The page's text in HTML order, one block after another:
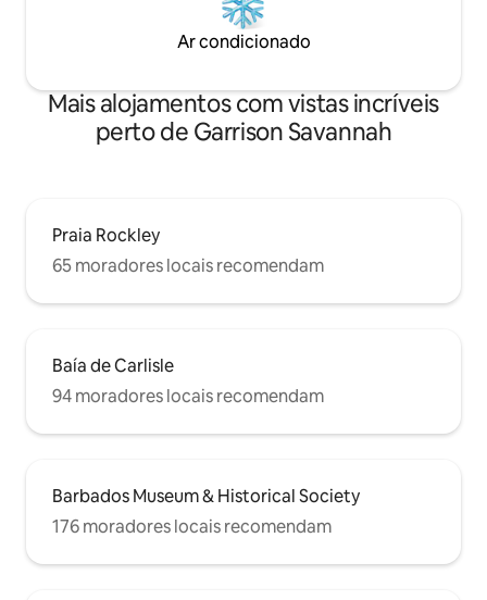
Ar condicionado
Mais alojamentos com vistas incríveis
perto de Garrison Savannah
Praia Rockley
65 moradores locais recomendam
Baía de Carlisle
94 moradores locais recomendam
Barbados Museum & Historical Society
176 moradores locais recomendam